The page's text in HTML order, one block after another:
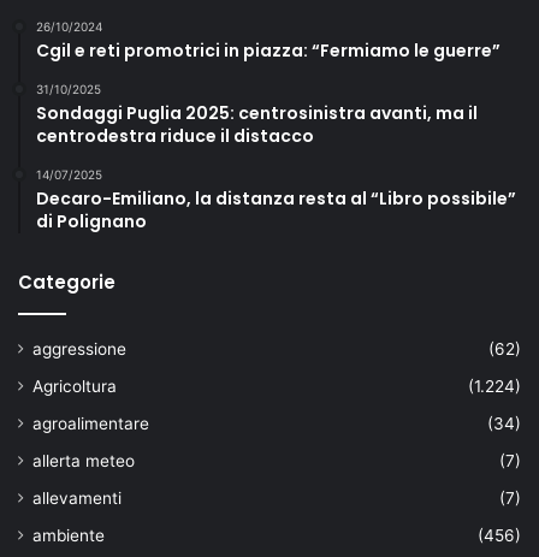
26/10/2024
Cgil e reti promotrici in piazza: “Fermiamo le guerre”
31/10/2025
Sondaggi Puglia 2025: centrosinistra avanti, ma il
centrodestra riduce il distacco
14/07/2025
Decaro-Emiliano, la distanza resta al “Libro possibile”
di Polignano
Categorie
aggressione
(62)
Agricoltura
(1.224)
agroalimentare
(34)
allerta meteo
(7)
allevamenti
(7)
ambiente
(456)